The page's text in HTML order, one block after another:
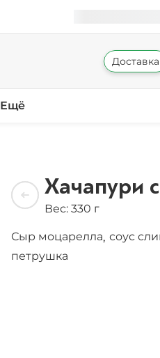
Доставка
Ещё
Хачапури
Вес: 330 г
Сыр моцарелла, соус
петрушка